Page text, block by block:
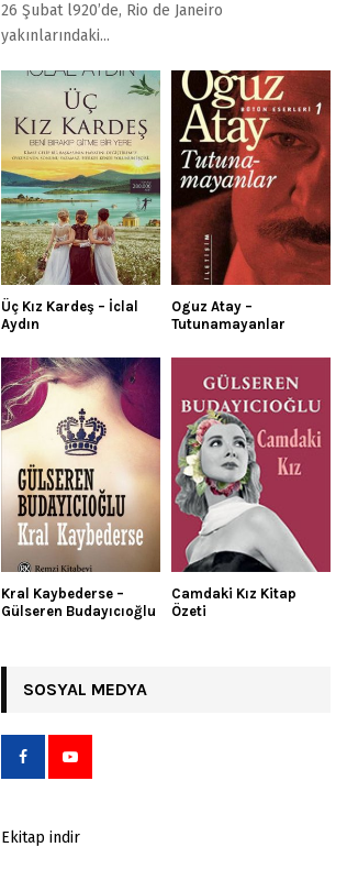
26 Şubat l920’de, Rio de Janeiro
yakınlarındaki...
Üç Kız Kardeş – İclal
Aydın
Oguz Atay –
Tutunamayanlar
Kral Kaybederse –
Gülseren Budayıcıoğlu
Camdaki Kız Kitap
Özeti
SOSYAL MEDYA
Ekitap indir